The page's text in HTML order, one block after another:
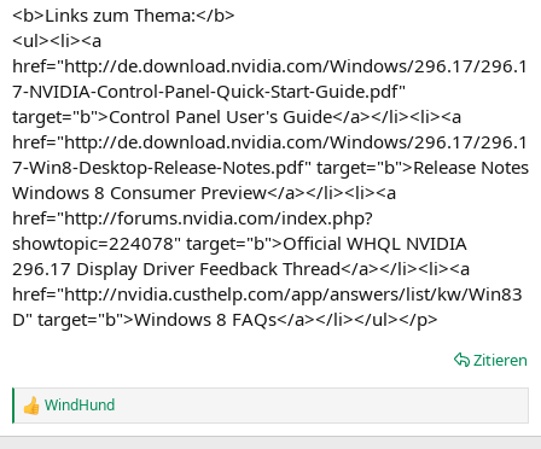
<b>Links zum Thema:</b>
<ul><li><a
href="http://de.download.nvidia.com/Windows/296.17/296.1
7-NVIDIA-Control-Panel-Quick-Start-Guide.pdf"
target="b">Control Panel User's Guide</a></li><li><a
href="http://de.download.nvidia.com/Windows/296.17/296.1
7-Win8-Desktop-Release-Notes.pdf" target="b">Release Notes
Windows 8 Consumer Preview</a></li><li><a
href="http://forums.nvidia.com/index.php?
showtopic=224078" target="b">Official WHQL NVIDIA
296.17 Display Driver Feedback Thread</a></li><li><a
href="http://nvidia.custhelp.com/app/answers/list/kw/Win83
D" target="b">Windows 8 FAQs</a></li></ul></p>
Zitieren
R
e
WindHund